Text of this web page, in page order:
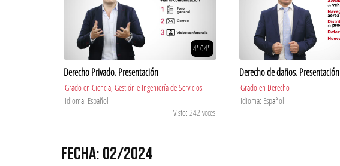
4' 04''
Derecho Privado. Presentación
Grado en Ciencia, Gestión e Ingeniería de Servicios
Idioma: Español
Visto: 242 veces
Derecho de daños. Presentación
Grado en Derecho
Idioma: Español
FECHA: 02/2024